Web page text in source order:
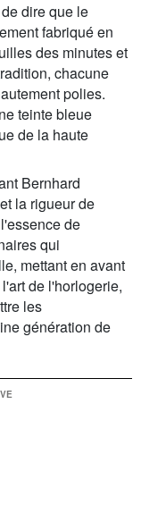
dire que le
fabriqué en
des minutes et
chacune
polies.
teinte bleue
de la haute
Bernhard
la rigueur de
de
qui
mettant en avant
de l'horlogerie,
les
génération de